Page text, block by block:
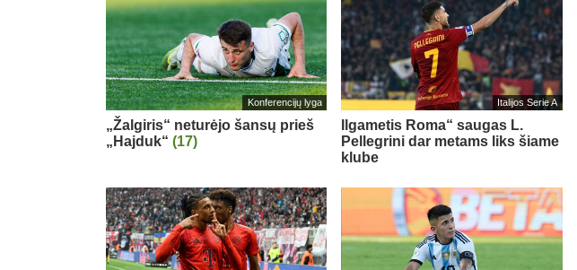
Konferencijų lyga
„Žalgiris“ neturėjo šansų prieš
„Hajduk“ (17)
Italijos Serie A
Ilgametis Roma“ saugas L.
Pellegrini dar metams liks šiame
klube